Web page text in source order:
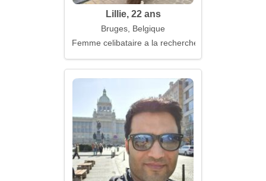
Lillie, 22 ans
Bruges, Belgique
Femme celibataire a la recherche d'un mari